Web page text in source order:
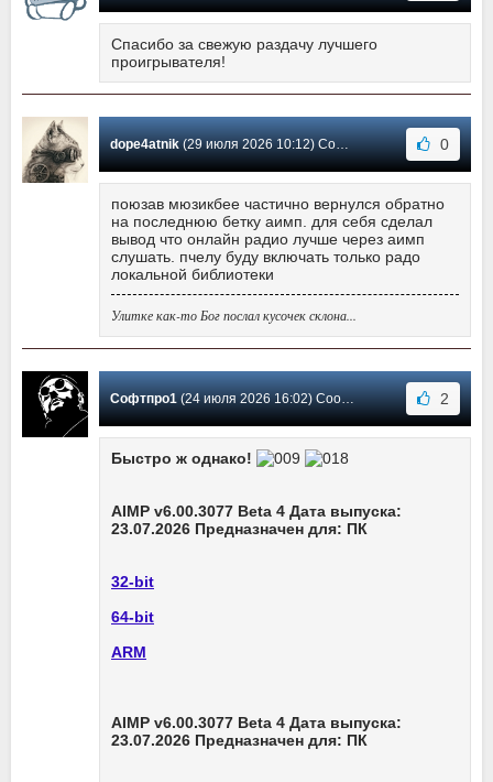
Спасибо за свежую раздачу лучшего
проигрывателя!
dope4atnik(29 июля 2026 10:12) Сообщение #3687 0
поюзав мюзикбее частично вернулся обратно
на последнюю бетку аимп. для себя сделал
вывод что онлайн радио лучше через аимп
слушать. пчелу буду включать только радо
локальной библиотеки
Улитке как-то Бог послал кусочек склона...
Софтпро1(24 июля 2026 16:02) Сообщение #3686 2
Быстро ж однако!
AIMP v6.00.3077 Beta 4 Дата выпуска:
23.07.2026 Предназначен для: ПК
32-bit
64-bit
ARM
AIMP v6.00.3077 Beta 4 Дата выпуска:
23.07.2026 Предназначен для: ПК